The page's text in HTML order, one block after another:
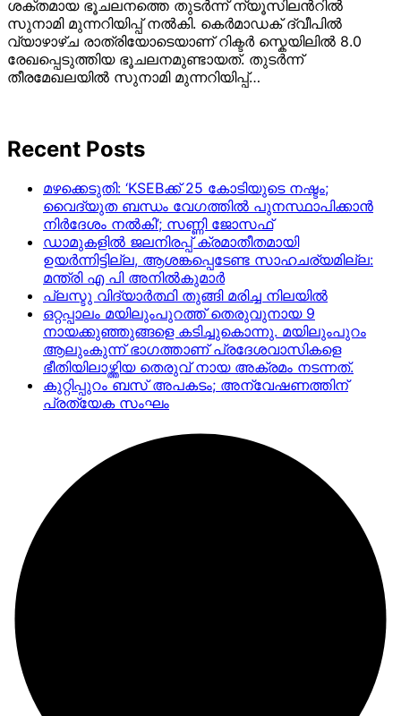
ശക്തമായ ഭൂചലനത്തെ തുടര്‍ന്ന് ന്യൂസിലന്‍റില്‍
സുനാമി മുന്നറിയിപ്പ് നല്‍കി. കെര്‍മാഡക് ദ്വീപില്‍
വ്യാഴാഴ്ച രാത്രിയോടെയാണ് റിക്ടര്‍ സ്കെയിലില്‍ 8.0
രേഖപ്പെടുത്തിയ ഭൂചലനമുണ്ടായത്. തുടര്‍ന്ന്
തീരമേഖലയില്‍ സുനാമി മുന്നറിയിപ്പ്…
Recent Posts
മഴക്കെടുതി: ‘KSEBക്ക് 25 കോടിയുടെ നഷ്ടം;
വൈദ്യുത ബന്ധം വേഗത്തിൽ പുനസ്ഥാപിക്കാൻ
നിർ​ദേശം നൽകി’; സണ്ണി ജോസഫ്
ഡാമുകളില്‍ ജലനിരപ്പ് ക്രമാതീതമായി
ഉയര്‍ന്നിട്ടില്ല, ആശങ്കപ്പെടേണ്ട സാഹചര്യമില്ല:
മന്ത്രി എ പി അനില്‍കുമാര്‍
പ്ലസ്ടു വിദ്യാർത്ഥി തുങ്ങി മരിച്ച നിലയിൽ
ഒറ്റപ്പാലം മയിലുംപുറത്ത് തെരുവുനായ 9
നായക്കുഞ്ഞുങ്ങളെ കടിച്ചുകൊന്നു. മയിലുംപുറം
ആലുംകുന്ന് ഭാഗത്താണ് പ്രദേശവാസികളെ
ഭീതിയിലാഴ്ത്തിയ തെരുവ് നായ അക്രമം നടന്നത്.
കുറ്റിപ്പുറം ബസ് അപകടം; അന്വേഷണത്തിന്
പ്രത്യേക സംഘം